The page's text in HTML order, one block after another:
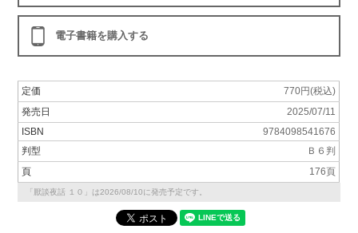
電子書籍を購入する
定価
770円(税込)
発売日
2025/07/11
ISBN
9784098541676
判型
Ｂ６判
頁
176頁
「厭談夜話 １０」は2026/08/10に発売予定です。